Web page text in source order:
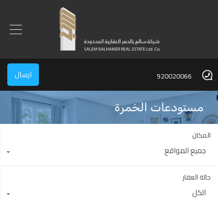
920020066 ارسال
مستودعات الخمرة
المكان
جميع المواقع
حالة العقار
الكل